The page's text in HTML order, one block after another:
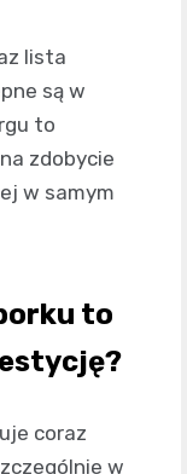
lista
są w
to
zdobycie
w samym
to
coraz
w